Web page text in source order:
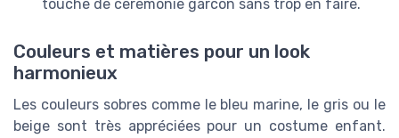
touche de ceremonie garcon sans trop en faire.
Couleurs et matières pour un look
harmonieux
Les couleurs sobres comme le bleu marine, le gris ou le
beige sont très appréciées pour un costume enfant.